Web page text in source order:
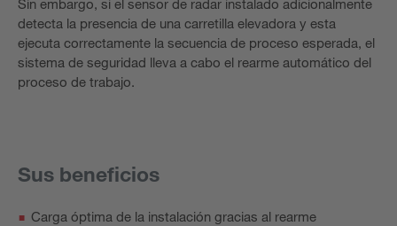
Sin embargo, si el sensor de radar instalado adicionalmente
detecta la presencia de una carretilla elevadora y esta
ejecuta correctamente la secuencia de proceso esperada, el
sistema de seguridad lleva a cabo el rearme automático del
proceso de trabajo.
Sus beneficios
Carga óptima de la instalación gracias al rearme